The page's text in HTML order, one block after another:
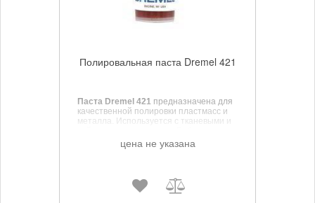
Полировальная паста Dremel 421
Паста Dremel 421 предназначена для
качественной полировки пластмасс и
металла. Используется с тканевыми и
кругами, обеспечивает покрытию
зеркальный блеск. Отлично удаляет
цена не указана